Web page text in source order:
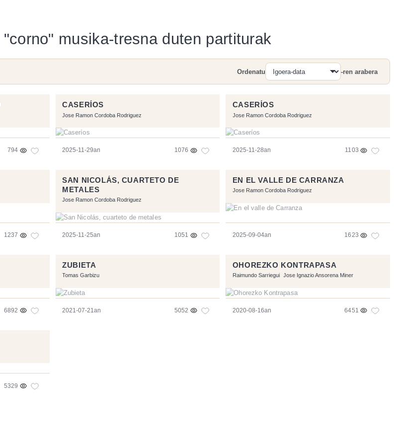
"corno" musika-tresna duten partiturak
Bilatu
Ordenatu -ren arabera
794
CASERÍOS
Jose Ramon Cordoba Rodriguez
2025-11-29an 1076
CASERÍOS
Jose Ramon Cordoba Rodriguez
2025-11-28an 1103
1237
SAN NICOLÁS, CUARTETO DE
METALES
Jose Ramon Cordoba Rodriguez
2025-11-25an 1051
EN EL VALLE DE CARRANZA
Jose Ramon Cordoba Rodriguez
2025-09-04an 1623
6892
ZUBIETA
Tomas Garbizu
2021-07-21an 5052
OHOREZKO KONTRAPASA
Raimundo Sarriegui Jose Ignazio Ansorena Miner
2020-08-16an 6451
5329